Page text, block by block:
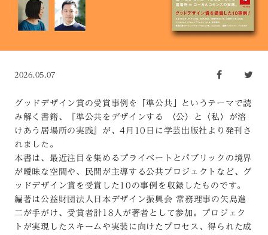
2026.05.07
グッドデザイン賞の受賞事例を「準公共」というテーマで読
み解く書籍、『準公共をデザインする 〈公〉と〈私〉が溶
けあう居場所の実践』が、4月10日に学芸出版社より発刊さ
れました。
本書は、最近注目を集めるプライベートとパブリックの境界
が曖昧な空間や、民間が主導する公共プロジェクトなど、グ
ッドデザイン賞を受賞した10の事例を収録したものです。
編著は公益財団法人日本デザイン振興会 常務理事の矢島進
二が手がけ、受賞者計18人が著者として参加。プロジェク
トが実現したスキームや実装に向けたプロセス、得られた成